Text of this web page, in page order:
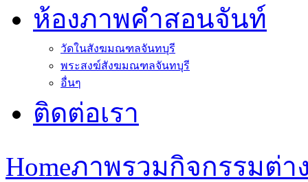
ห้องภาพคำสอนจันท์
วัดในสังฆมณฑลจันทบุรี
พระสงฆ์สังฆมณฑลจันทบุรี
อื่นๆ
ติดต่อเรา
Homeภาพรวมกิจกรรมต่า